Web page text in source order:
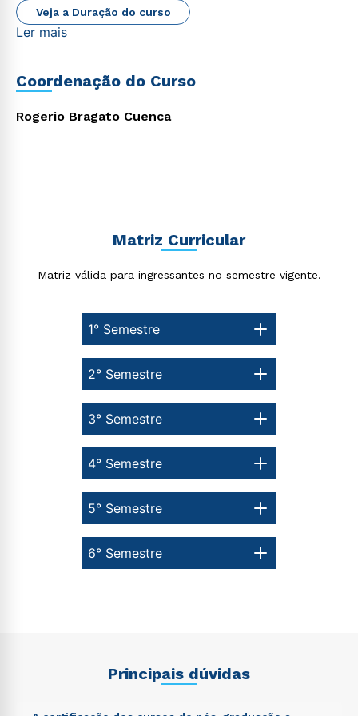
Veja a Duração do curso
Ler mais
Coordenação do Curso
Rogerio Bragato Cuenca
Matriz Curricular
Matriz válida para ingressantes no semestre vigente.
1° Semestre
6° Semestre
5° Semestre
4° Semestre
3° Semestre
2° Semestre
Principais dúvidas
Rápido e fácil
Política de Privacidade.
envio de conteúdos da Cruzeiro do Sul.